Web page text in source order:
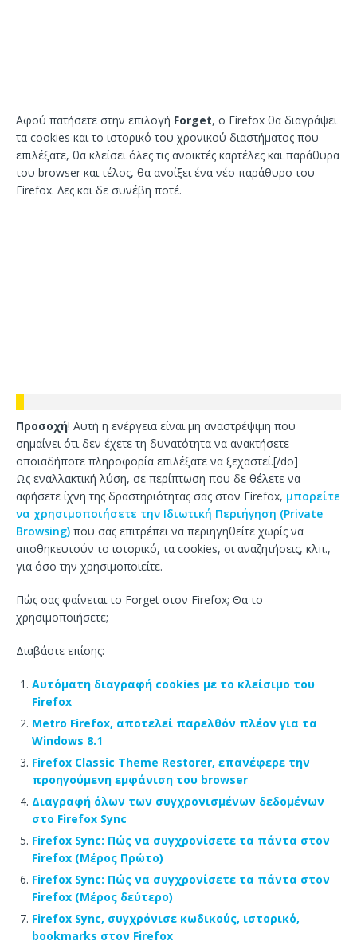
Αφού πατήσετε στην επιλογή Forget, ο Firefox θα διαγράψει
τα cookies και το ιστορικό του χρονικού διαστήματος που
επιλέξατε, θα κλείσει όλες τις ανοικτές καρτέλες και παράθυρα
του browser και τέλος, θα ανοίξει ένα νέο παράθυρο του
Firefox. Λες και δε συνέβη ποτέ.
Προσοχή! Αυτή η ενέργεια είναι μη αναστρέψιμη που
σημαίνει ότι δεν έχετε τη δυνατότητα να ανακτήσετε
οποιαδήποτε πληροφορία επιλέξατε να ξεχαστεί.[/do]
Ως εναλλακτική λύση, σε περίπτωση που δε θέλετε να
αφήσετε ίχνη της δραστηριότητας σας στον Firefox, μπορείτε
να χρησιμοποιήσετε την Ιδιωτική Περιήγηση (Private
Browsing) που σας επιτρέπει να περιηγηθείτε χωρίς να
αποθηκευτούν το ιστορικό, τα cookies, οι αναζητήσεις, κλπ.,
για όσο την χρησιμοποιείτε.
Πώς σας φαίνεται το Forget στον Firefox; Θα το
χρησιμοποιήσετε;
Διαβάστε επίσης:
Αυτόματη διαγραφή cookies με το κλείσιμο του
Firefox
Metro Firefox, αποτελεί παρελθόν πλέον για τα
Windows 8.1
Firefox Classic Theme Restorer, επανέφερε την
προηγούμενη εμφάνιση του browser
Διαγραφή όλων των συγχρονισμένων δεδομένων
στο Firefox Sync
Firefox Sync: Πώς να συγχρονίσετε τα πάντα στον
Firefox (Μέρος Πρώτο)
Firefox Sync: Πώς να συγχρονίσετε τα πάντα στον
Firefox (Μέρος δεύτερο)
Firefox Sync, συγχρόνισε κωδικούς, ιστορικό,
bookmarks στον Firefox